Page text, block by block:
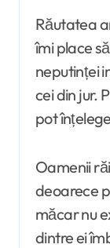
Răutatea
îmi place
neputinței
cei din jur.
pot
Oamenii
deoarece
măcar nu
dintre ei